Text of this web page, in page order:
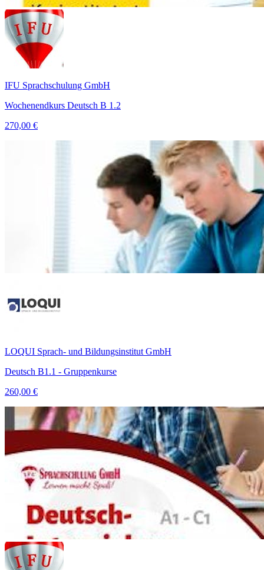
IFU Sprachschulung GmbH
Wochenendkurs Deutsch B 1.2
270,00 €
LOQUI Sprach- und Bildungsinstitut GmbH
Deutsch B1.1 - Gruppenkurse
260,00 €